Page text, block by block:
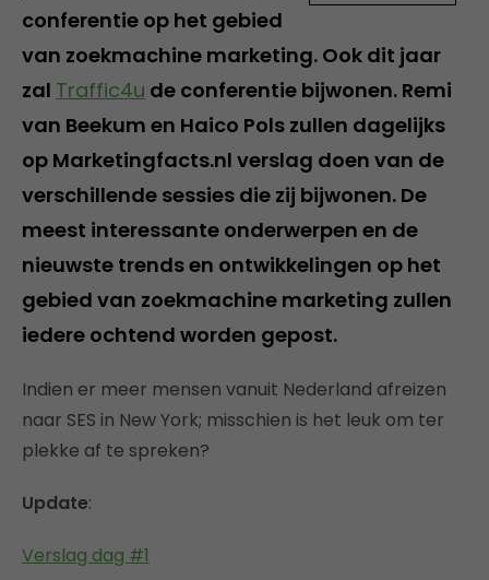
conferentie op het gebied
van zoekmachine marketing. Ook dit jaar
zal Traffic4u de conferentie bijwonen. Remi
van Beekum en Haico Pols zullen dagelijks
op Marketingfacts.nl verslag doen van de
verschillende sessies die zij bijwonen. De
meest interessante onderwerpen en de
nieuwste trends en ontwikkelingen op het
gebied van zoekmachine marketing zullen
iedere ochtend worden gepost.
Indien er meer mensen vanuit Nederland afreizen
naar SES in New York; misschien is het leuk om ter
plekke af te spreken?
Update:
Verslag dag #1